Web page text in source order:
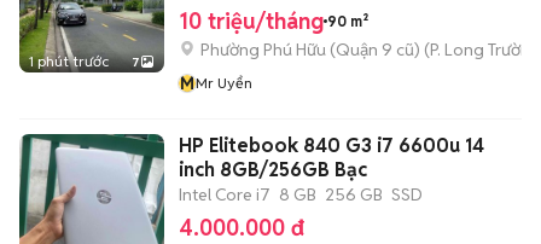
1 phút trước 7
10 triệu/tháng 90 m²
Phường Phú Hữu (Quận 9 cũ) (P. Long Trường
MMr Uyển
HP Elitebook 840 G3 i7 6600u 14
inch 8GB/256GB Bạc
Intel Core i7 8 GB 256 GB SSD
4.000.000 đ